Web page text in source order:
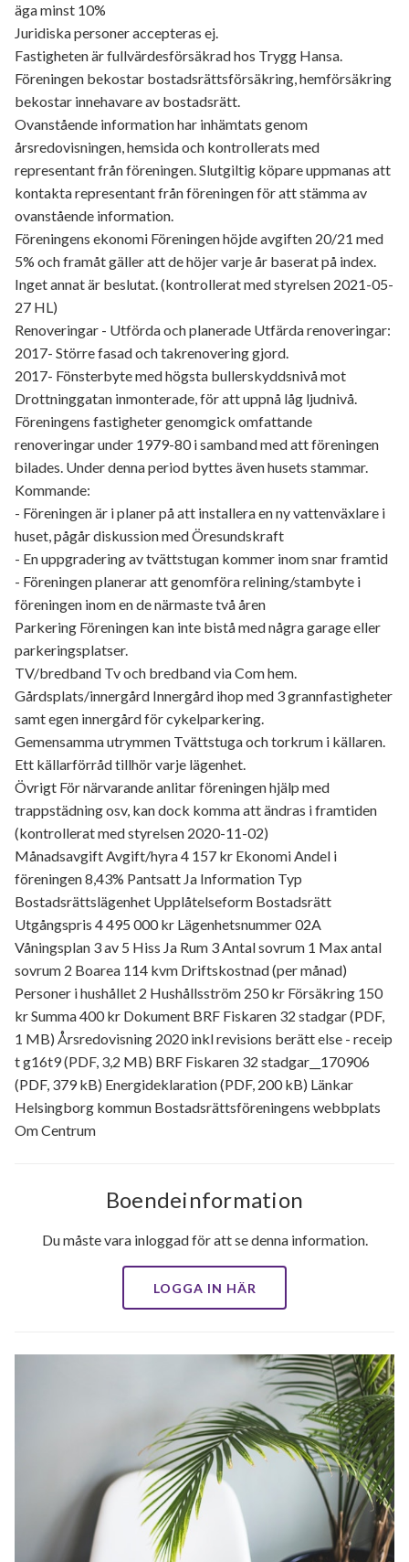
äga minst 10%
Juridiska personer accepteras ej.
Fastigheten är fullvärdesförsäkrad hos Trygg Hansa.
Föreningen bekostar bostadsrättsförsäkring, hemförsäkring
bekostar innehavare av bostadsrätt.
Ovanstående information har inhämtats genom
årsredovisningen, hemsida och kontrollerats med
representant från föreningen. Slutgiltig köpare uppmanas att
kontakta representant från föreningen för att stämma av
ovanstående information.
Föreningens ekonomi Föreningen höjde avgiften 20/21 med
5% och framåt gäller att de höjer varje år baserat på index.
Inget annat är beslutat. (kontrollerat med styrelsen 2021-05-
27 HL)
Renoveringar - Utförda och planerade Utfärda renoveringar:
2017- Större fasad och takrenovering gjord.
2017- Fönsterbyte med högsta bullerskyddsnivå mot
Drottninggatan inmonterade, för att uppnå låg ljudnivå.
Föreningens fastigheter genomgick omfattande
renoveringar under 1979-80 i samband med att föreningen
bilades. Under denna period byttes även husets stammar.
Kommande:
- Föreningen är i planer på att installera en ny vattenväxlare i
huset, pågår diskussion med Öresundskraft
- En uppgradering av tvättstugan kommer inom snar framtid
- Föreningen planerar att genomföra relining/stambyte i
föreningen inom en de närmaste två åren
Parkering Föreningen kan inte bistå med några garage eller
parkeringsplatser.
TV/bredband Tv och bredband via Com hem.
Gårdsplats/innergård Innergård ihop med 3 grannfastigheter
samt egen innergård för cykelparkering.
Gemensamma utrymmen Tvättstuga och torkrum i källaren.
Ett källarförråd tillhör varje lägenhet.
Övrigt För närvarande anlitar föreningen hjälp med
trappstädning osv, kan dock komma att ändras i framtiden
(kontrollerat med styrelsen 2020-11-02)
Månadsavgift Avgift/hyra 4 157 kr Ekonomi Andel i
föreningen 8,43% Pantsatt Ja Information Typ
Bostadsrättslägenhet Upplåtelseform Bostadsrätt
Utgångspris 4 495 000 kr Lägenhetsnummer 02A
Våningsplan 3 av 5 Hiss Ja Rum 3 Antal sovrum 1 Max antal
sovrum 2 Boarea 114 kvm Driftskostnad (per månad)
Personer i hushållet 2 Hushållsström 250 kr Försäkring 150
kr Summa 400 kr Dokument BRF Fiskaren 32 stadgar (PDF,
1 MB) Årsredovisning 2020 inkl revisions berätt else - receip
t g16t9 (PDF, 3,2 MB) BRF Fiskaren 32 stadgar__170906
(PDF, 379 kB) Energideklaration (PDF, 200 kB) Länkar
Helsingborg kommun Bostadsrättsföreningens webbplats
Om Centrum
Boendeinformation
Du måste vara inloggad för att se denna information.
LOGGA IN HÄR